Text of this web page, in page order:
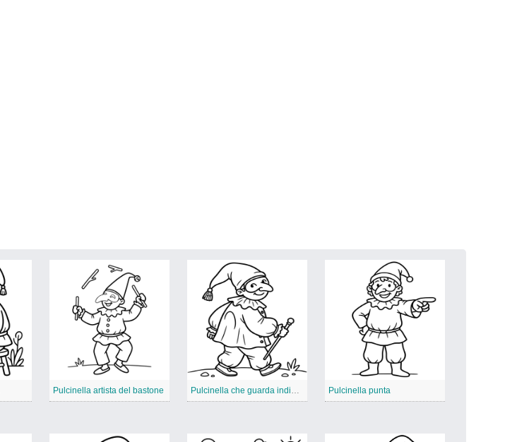
Pulcinella artista del bastone Pulcinella che guarda indietro Pulcinella punta